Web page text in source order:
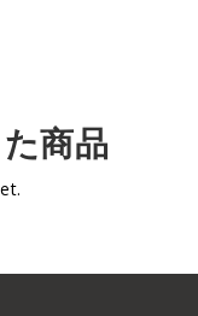
た商品